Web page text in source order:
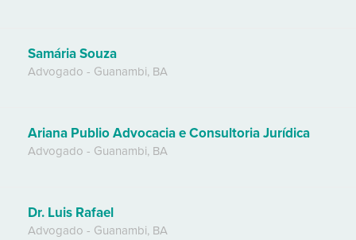
Samária Souza
Advogado - Guanambi, BA
Ariana Publio Advocacia e Consultoria Jurídica
Advogado - Guanambi, BA
Dr. Luis Rafael
Advogado - Guanambi, BA